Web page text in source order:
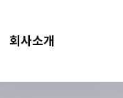
회사소개